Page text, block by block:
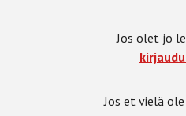
Jos olet jo
Jos et vielä